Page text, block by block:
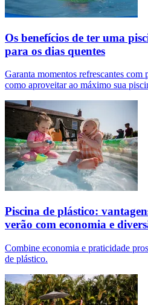
Os benefícios de ter uma
para os dias quentes
Garanta momentos refrescantes com
como aproveitar ao máximo sua
Piscina de plástico:
verão com economia e
Combine economia e praticidade
de plástico.